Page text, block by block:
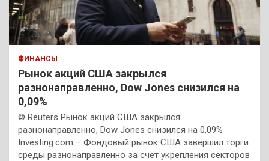
ФИНАНСЫ
Рынок акций США закрылся
разнонаправленно, Dow Jones снизился на
0,09%
© Reuters Рынок акций США закрылся
разнонаправленно, Dow Jones снизился на 0,09%
Investing.com – Фондовый рынок США завершил торги
среды разнонаправленно за счет укрепления секторов